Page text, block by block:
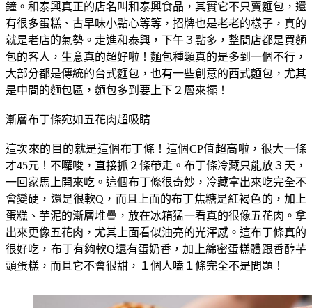
和泰興就在板橋致理科大附近，距離捷運新埔站也只要５分
鐘。和泰興真正的店名叫和泰興食品，其實它不只賣麵包，還
有很多蛋糕、古早味小點心等等，招牌也是老老的樣子，真的
就是老店的氣勢。走進和泰興，下午３點多，整間店都是買麵
包的客人，生意真的超好啦！麵包種類真的是多到一個不行，
大部分都是傳統的台式麵包，也有一些創意的西式麵包，尤其
這次來的目的就是這個布丁條！這個CP值超高啦，很大一條
才45元！不囉唆，直接抓２條帶走。布丁條冷藏只能放３天，
一回家馬上開來吃。這個布丁條很奇妙，冷藏拿出來吃完全不
會變硬，還是很軟Q，而且上面的布丁焦糖是紅褐色的，加上
蛋糕、芋泥的漸層堆疊，放在冰箱猛一看真的很像五花肉。拿
出來更像五花肉，尤其上面看似油亮的光澤感。這布丁條真的
很好吃，布丁有夠軟Q還有蛋奶香，加上綿密蛋糕體跟香醇芋